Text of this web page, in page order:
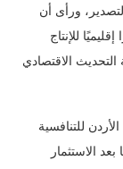
ورأى أن
للإنتاج
الاقتصادي
للتنافسية
الاستثمار